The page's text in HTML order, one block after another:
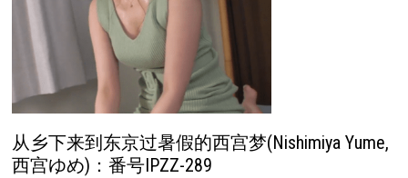
从乡下来到东京过暑假的西宫梦(Nishimiya Yume,
西宫ゆめ)：番号IPZZ-289